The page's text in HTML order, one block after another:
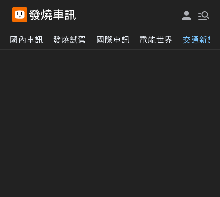
國內車訊 發燒試駕 國際車訊 電能世界 交通新訊